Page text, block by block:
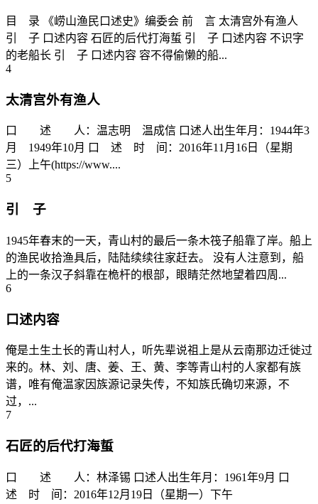
目 录 《崂山渔民口述史》编委会 前 言 太清宫外有渔人
引 子 口述内容 石匠的后代打海蜇 引 子 口述内容 不识字
的老船长 引 子 口述内容 容不得偷懒的船...
4
太清宫外有渔人
口 述 人：温志明 温成信 口述人出生年月：1944年3
月 1949年10月 口 述 时 间：2016年11月16日（星期
三）上午(https://www....
5
引 子
1945年春末的一天，青山村的最后一条木筏子船靠了岸。船上
的渔民收拾渔具后，陆陆续续往家赶去。 没有人注意到，船
上的一条汉子斜靠在桅杆的根部，眼睛茫然地望着四周...
6
口述内容
俺是土生土长的青山村人，听先辈说祖上是从云南那边迁徙过
来的。林、刘、唐、姜、王、黄、李等青山村的人家都有族
谱，唯有俺温家因族源记录失传，不知族氏确切来源，不
过，...
7
石匠的后代打海蜇
口 述 人：林泽锡 口述人出生年月：1961年9月 口
述 时 间：2016年12月19日（星期一）下午